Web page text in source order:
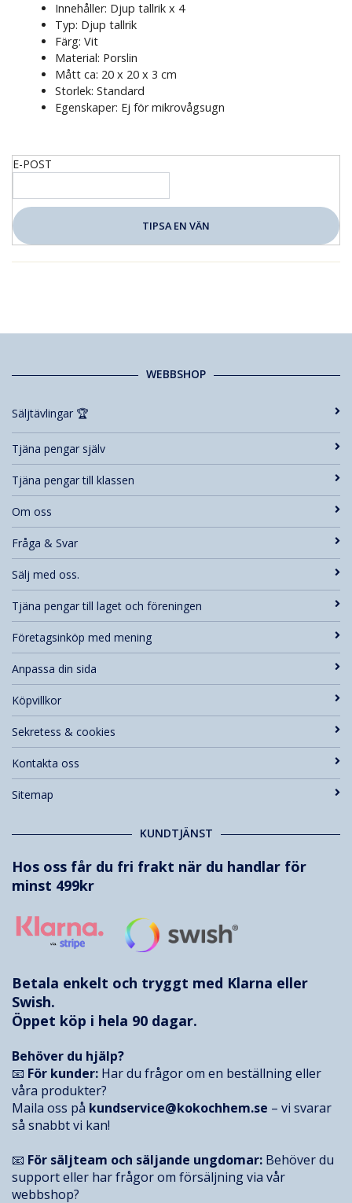
Innehåller: Djup tallrik x 4
Typ: Djup tallrik
Färg: Vit
Material: Porslin
Mått ca: 20 x 20 x 3 cm
Storlek: Standard
Egenskaper: Ej för mikrovågsugn
E-POST
WEBBSHOP
Säljtävlingar 🏆
Tjäna pengar själv
Tjäna pengar till klassen
Om oss
Fråga & Svar
Sälj med oss.
Tjäna pengar till laget och föreningen
Företagsinköp med mening
Anpassa din sida
Köpvillkor
Sekretess & cookies
Kontakta oss
Sitemap
KUNDTJÄNST
Hos oss får du fri frakt när du handlar för
minst 499kr
Betala enkelt och tryggt med Klarna eller
Swish.
Öppet köp i hela 90 dagar.
Behöver du hjälp?
📧 För kunder: Har du frågor om en beställning eller
våra produkter?
Maila oss på kundservice@kokochhem.se – vi svarar
så snabbt vi kan!
📧 För säljteam och säljande ungdomar: Behöver du
support eller har frågor om försäljning via vår
webbshop?